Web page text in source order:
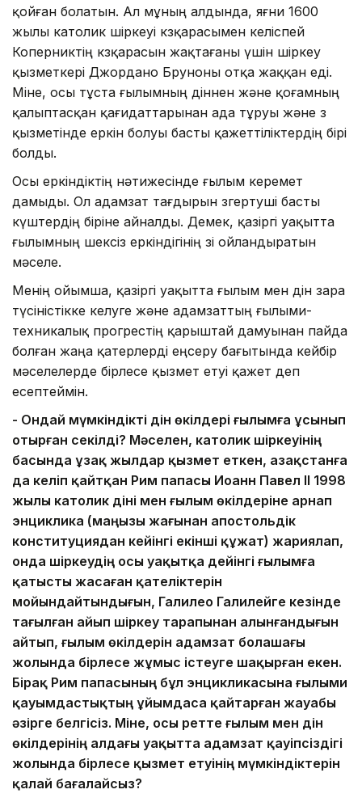
қойған болатын. Ал мұның алдында, яғни 1600
жылы католик шіркеуі көзқарасымен келіспей
Коперниктің көзқарасын жақ­тағаны үшін шіркеу
қызметкері Джордано Бруноны отқа жаққан еді.
Міне, осы тұста ғылымның діннен және қоғамның
қалыптасқан қағидаттарынан ада тұруы және өз
қызметінде еркін болуы басты қажеттіліктердің бірі
болды.
Осы еркіндіктің нәтижесінде ғы­лым керемет
дамыды. Ол адамзат тағ­дырын өзгертуші басты
күштердің біріне айналды. Демек, қазіргі уақытта
ғылымның шек­сіз еркіндігінің өзі ойландыратын
мәселе.
Менің ойымша, қазіргі уақытта ғы­лым мен дін өзара
түсіністікке келуге және адамзаттың ғылыми-
техникалық про­грестің қарыштай дамуынан пайда
болған жаңа қатерлерді еңсеру бағытында кейбір
мәселелерде бірлесе қызмет етуі қажет деп
есептеймін.
- Ондай мүмкіндікті дін өкілдері ғылымға ұсынып
отырған секілді? Мә­селен, католик шіркеуінің
басын­да ұзақ жылдар қызмет еткен, Қа­зақстанға
да келіп қайтқан Рим па­пасы Иоанн Павел ІІ 1998
жылы католик діні мен ғылым өкіл­де­рі­не арнап
энциклика (маңызы жа­ғы­­нан апостольдік
конституция­дан кейінгі екінші құжат) жариялап,
онда шіркеудің осы уақытқа дейінгі ғылымға
қатысты жасаған қателіктерін
мойындайтындығын, Галилео Галилейге кезінде
тағыл­ған айып шіркеу тарапынан алын­ған­дығын
айтып, ғылым өкілдерін адамзат болашағы
жолында бірлесе жұмыс істеуге шақырған екен.
Бірақ Рим папасының бұл энцикликасы­на ғылыми
қауымдастықтың ұйым­­даса қайтарған жауабы
әзірге белгісіз. Міне, осы ретте ғылым мен дін
өкіл­де­рінің алдағы уақытта адамзат қауіп­сіздігі
жолында бірлесе қыз­мет етуінің мүмкіндіктерін
қалай баға­лайсыз?